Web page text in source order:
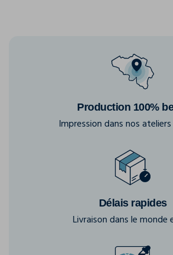
Production 100%
Impression dans nos
Délais rapides
Livraison dans le monde